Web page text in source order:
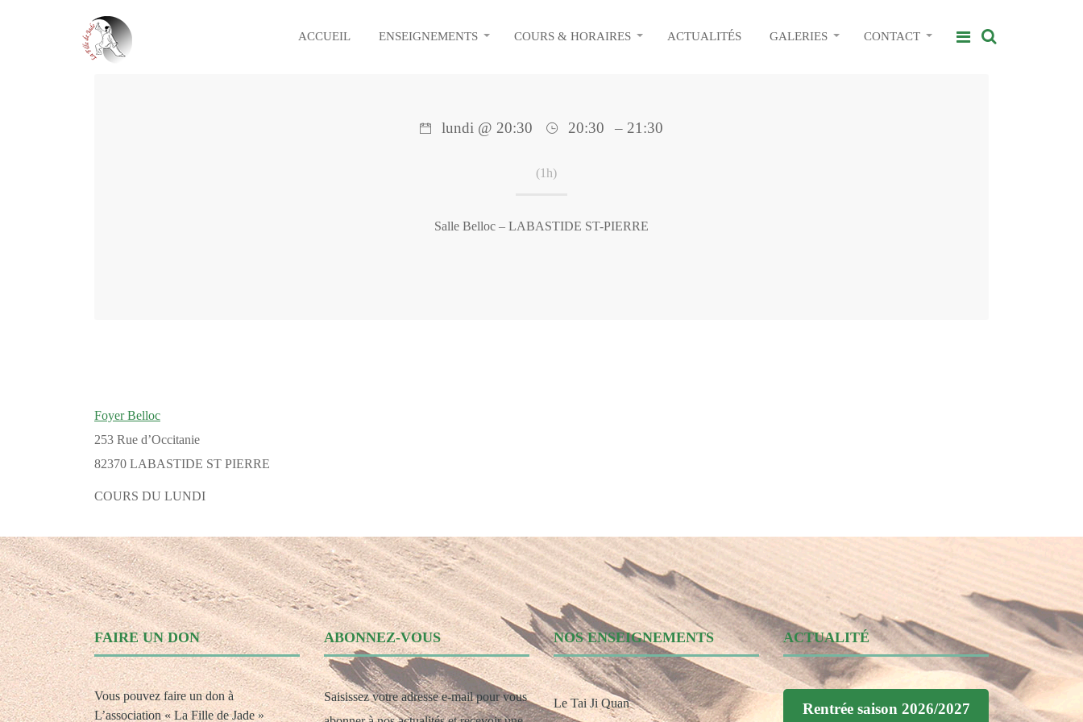
ACCUEIL ENSEIGNEMENTS COURS & HORAIRES ACTUALITÉS GALERIES CONTACT
Foyer Belloc
253 Rue d’Occitanie
82370 LABASTIDE ST PIERRE
COURS DU LUNDI
lundi @ 20:30 20:30 – 21:30
(1h)
Salle Belloc – LABASTIDE ST-PIERRE
FAIRE UN DON
Vous pouvez faire un don à
L’association « La Fille de Jade »
ABONNEZ-VOUS
Saisissez votre adresse e-mail pour vous
NOS ENSEIGNEMENTS
Le Tai Ji Quan
ACTUALITÉ
Rentrée saison 2026/2027